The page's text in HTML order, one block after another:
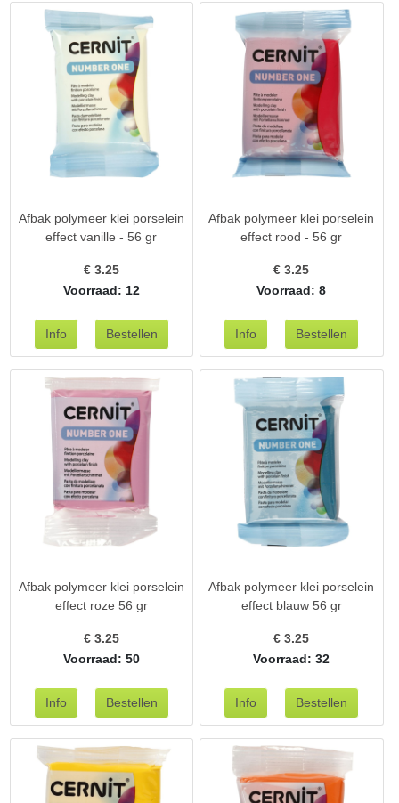
Afbak polymeer klei porselein
effect vanille - 56 gr
€ 3.25
Voorraad: 12
Afbak polymeer klei porselein
effect rood - 56 gr
€3.25
Voorraad: 8
Afbak polymeer klei porselein
effect roze 56 gr
€ 3.25
Voorraad: 50
Afbak polymeer klei porselein
effect blauw 56 gr
€3.25
Voorraad: 32